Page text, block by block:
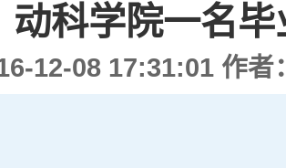
动科学院一名
12-08 17:31:01 作者